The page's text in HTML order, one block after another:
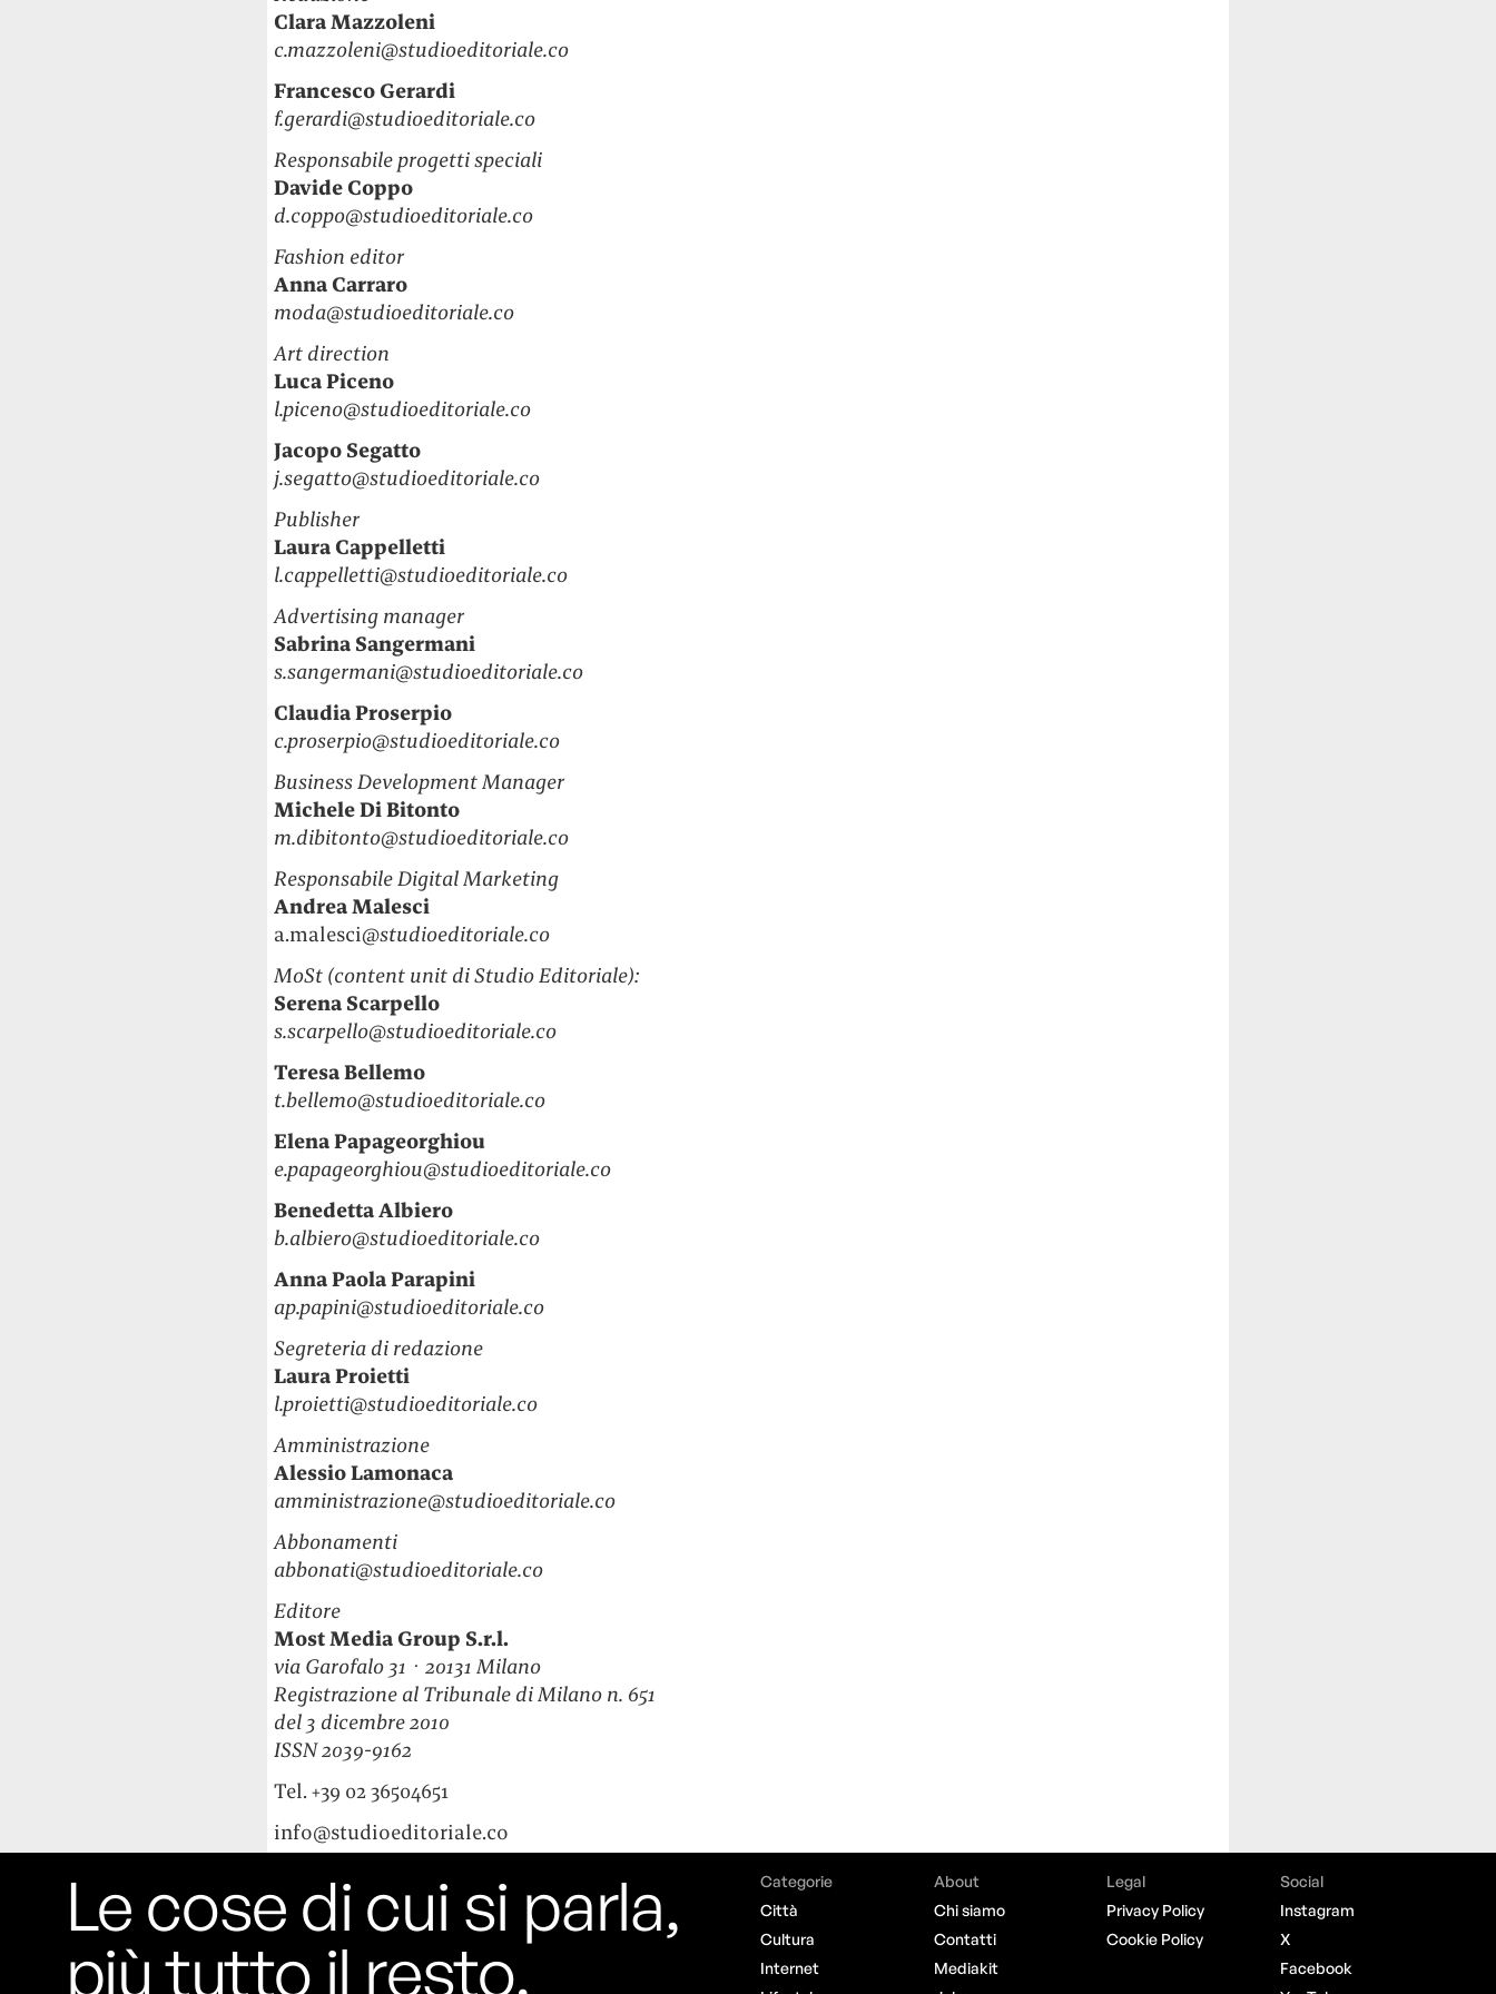
Clara Mazzoleni
c.mazzoleni@studioeditoriale.co
Francesco Gerardi
f.gerardi@studioeditoriale.co
Responsabile progetti speciali
Davide Coppo
d.coppo@studioeditoriale.co
Fashion editor
Anna Carraro
moda@studioeditoriale.co
Art direction
Luca Piceno
l.piceno@studioeditoriale.co
Jacopo Segatto
j.segatto@studioeditoriale.co
Publisher
Laura Cappelletti
l.cappelletti@studioeditoriale.co
Advertising manager
Sabrina Sangermani
s.sangermani@studioeditoriale.co
Claudia Proserpio
c.proserpio@studioeditoriale.co
Business Development Manager
Michele Di Bitonto
m.dibitonto@studioeditoriale.co
Responsabile Digital Marketing
Andrea Malesci
a.malesci@studioeditoriale.co
MoSt (content unit di Studio Editoriale):
Serena Scarpello
s.scarpello@studioeditoriale.co
Teresa Bellemo
t.bellemo@studioeditoriale.co
Elena Papageorghiou
e.papageorghiou@studioeditoriale.co
Benedetta Albiero
b.albiero@studioeditoriale.co
Anna Paola Parapini
ap.papini@studioeditoriale.co
Segreteria di redazione
Laura Proietti
l.proietti@studioeditoriale.co
Amministrazione
Alessio Lamonaca
amministrazione@studioeditoriale.co
Abbonamenti
abbonati@studioeditoriale.co
Editore
Most Media Group S.r.l.
via Garofalo 31 · 20131 Milano
Registrazione al Tribunale di Milano n. 651
del 3 dicembre 2010
ISSN 2039-9162
Tel. +39 02 36504651
info@studioeditoriale.co
Le cose di cui si parla,
più tutto il resto.
Categorie
Città
Cultura
Internet
About
Chi siamo
Contatti
Mediakit
Legal
Privacy Policy
Cookie Policy
Social
Instagram
X
Facebook